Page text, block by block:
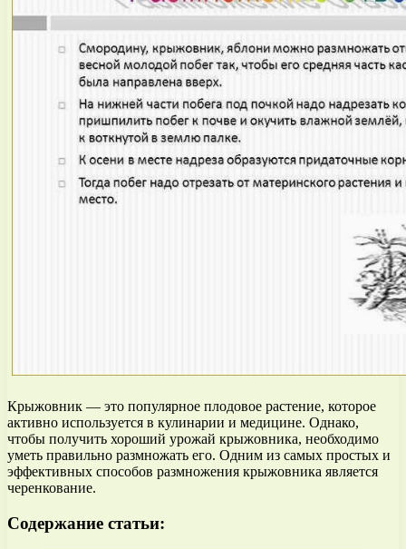
Крыжовник — это популярное плодовое растение, которое
активно используется в кулинарии и медицине. Однако,
чтобы получить хороший урожай крыжовника, необходимо
уметь правильно размножать его. Одним из самых простых и
эффективных способов размножения крыжовника является
черенкование.
Содержание статьи: